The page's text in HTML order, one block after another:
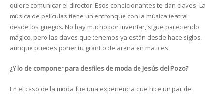
quiere comunicar el director. Esos condicionantes te dan claves. La
música de películas tiene un entronque con la música teatral
desde los griegos. No hay mucho por inventar, sigue pareciendo
mágico, pero las claves que tenemos ya están desde hace siglos,
aunque puedes poner tu granito de arena en matices.
¿Y lo de componer para desfiles de moda de Jesús del Pozo?
En el caso de la moda fue una experiencia que hice un par de